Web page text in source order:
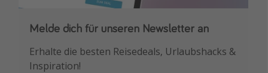
Melde dich für unseren Newsletter an
Erhalte die besten Reisedeals, Urlaubshacks &
Inspiration!
Downloade unsere App
Buche die besten Reiseschnäppchen als
Erstes.